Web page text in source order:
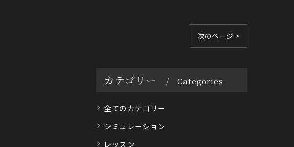
次のページ >
カテゴリー Categories
全てのカテゴリー
シミュレーション
レッスン